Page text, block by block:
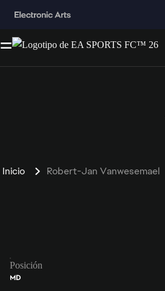
Inicio Robert-Jan Vanwesemael
Posición
MD